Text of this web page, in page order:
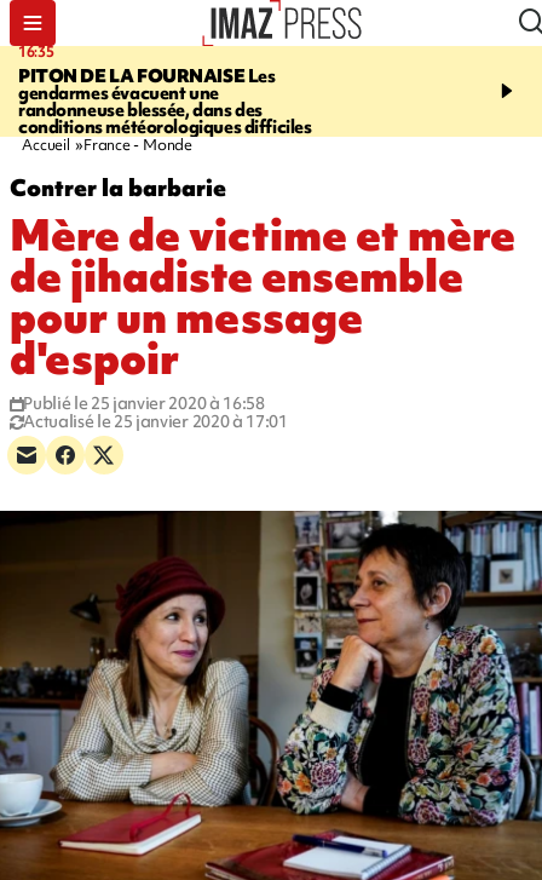
16:35
PITON DE LA FOURNAISELes
gendarmes évacuent une
randonneuse blessée, dans des
conditions météorologiques difficiles
06:58
la Corniche, Cascade
Accueil France - Monde
Contrer la barbarie
Mère de victime et mère
de jihadiste ensemble
pour un message
d'espoir
Publié le 25 janvier 2020 à 16:58
Actualisé le 25 janvier 2020 à 17:01